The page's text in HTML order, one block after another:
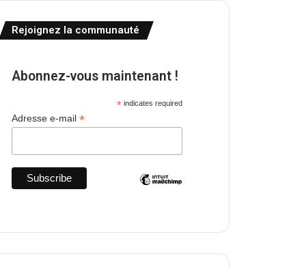
Rejoignez la communauté
Abonnez-vous maintenant !
*indicates required
Adresse e-mail*